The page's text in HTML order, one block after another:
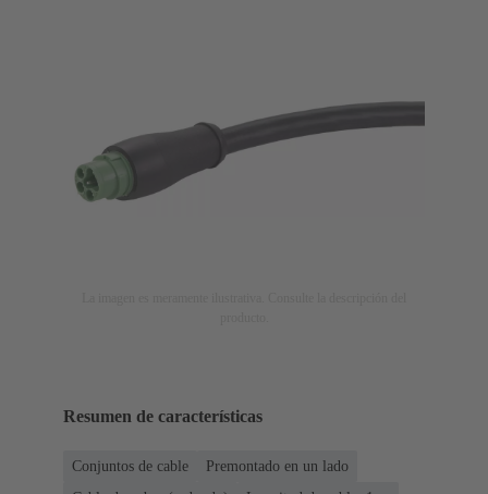
Resumen de características
Conjuntos de cable
Premontado en un lado